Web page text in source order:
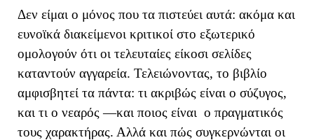
Δεν είμαι ο μόνος που τα πιστεύει αυτά: ακόμα και
ευνοϊκά διακείμενοι κριτικοί στο εξωτερικό
ομολογούν ότι οι τελευταίες είκοσι σελίδες
καταντούν αγγαρεία. Τελειώνοντας, το βιβλίο
αμφισβητεί τα πάντα: τι ακριβώς είναι ο σύζυγος,
και τι ο νεαρός —και ποιος είναι ο πραγματικός
τους χαρακτήρας. Αλλά και πώς συγκερνώνται οι